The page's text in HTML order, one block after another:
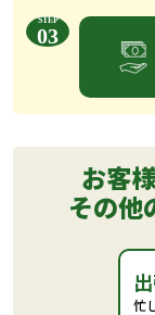
03
お客
その他
忙